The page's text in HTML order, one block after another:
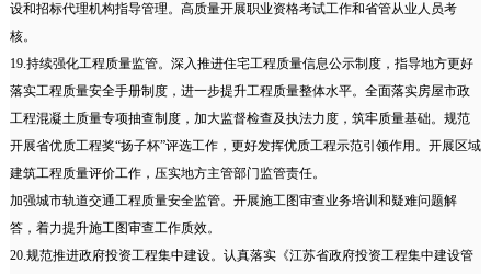
设和招标代理机构指导管理。高质量开展职业资格考试工作和省管从业人员考
核。
19.持续强化工程质量监管。深入推进住宅工程质量信息公示制度，指导地方更好
落实工程质量安全手册制度，进一步提升工程质量整体水平。全面落实房屋市政
工程混凝土质量专项抽查制度，加大监督检查及执法力度，筑牢质量基础。规范
开展省优质工程奖“扬子杯”评选工作，更好发挥优质工程示范引领作用。开展区域
建筑工程质量评价工作，压实地方主管部门监管责任。
加强城市轨道交通工程质量安全监管。开展施工图审查业务培训和疑难问题解
答，着力提升施工图审查工作质效。
20.规范推进政府投资工程集中建设。认真落实《江苏省政府投资工程集中建设管